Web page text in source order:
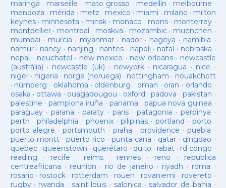
maringá · marseille · mato grosso · medellín · melbourne ·
mendoza · mérida · metz · mexico · miami · milano · milton
keynes· minnesota · minsk · monaco · mons · monterrey ·
montpellier· montreal · moskva · mozambic· muenchen ·
mumbai · murcia · myanmar· nador · nagoya · namibia ·
namur· nancy · nanjing · nantes · napoli · natal · nebraska ·
nepal · neuchatel · new mexico · new orleans· newcastle
(austràlia) · newcastle (uk) · newyork· nicaragua · nice ·
niger· nigeria · norge (noruega) · nottingham · nouakchott
· nürnberg · oklahoma · oldenburg · oman · oran · orlando ·
osaka · ottawa · ouagadougou · oxford ·padova ·pakistan ·
palestine · pamplona iruña · panama · papua nova guinea ·
paraguay· parana ·paraty · paris·patagonia · perpinya ·
perth ·philadelphia · phoenix·pilipinas ·portland · porto ·
porto alegre ·portsmouth ·praha · providence ·puebla ·
puerto montt· puerto rico ·punta cana · qatar · qingdao ·
quebec· queenstown · querétaro · quito · rabat · rd congo ·
reading · recife · reims· rennes · reno · republica
centreafricana · reunion · rio de janeiro · riyadh · roma ·
rosario · rostock · rotterdam · rouen · rovaniemi · rovereto ·
rugby· rwanda · saint louis · salonica · salvador de bahia ·